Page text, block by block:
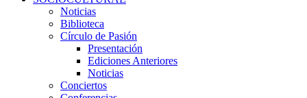
Noticias
Biblioteca
Círculo de Pasión
Presentación
Ediciones Anteriores
Noticias
Conciertos